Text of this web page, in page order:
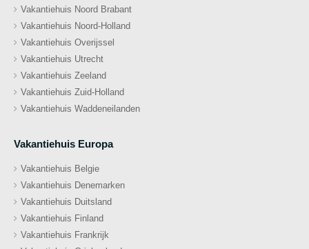
Vakantiehuis Noord Brabant
Vakantiehuis Noord-Holland
Vakantiehuis Overijssel
Vakantiehuis Utrecht
Vakantiehuis Zeeland
Vakantiehuis Zuid-Holland
Vakantiehuis Waddeneilanden
Vakantiehuis Europa
Vakantiehuis Belgie
Vakantiehuis Denemarken
Vakantiehuis Duitsland
Vakantiehuis Finland
Vakantiehuis Frankrijk